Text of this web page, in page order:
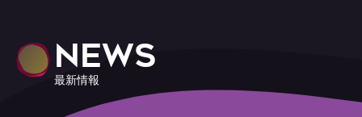
NEWS
最新情報